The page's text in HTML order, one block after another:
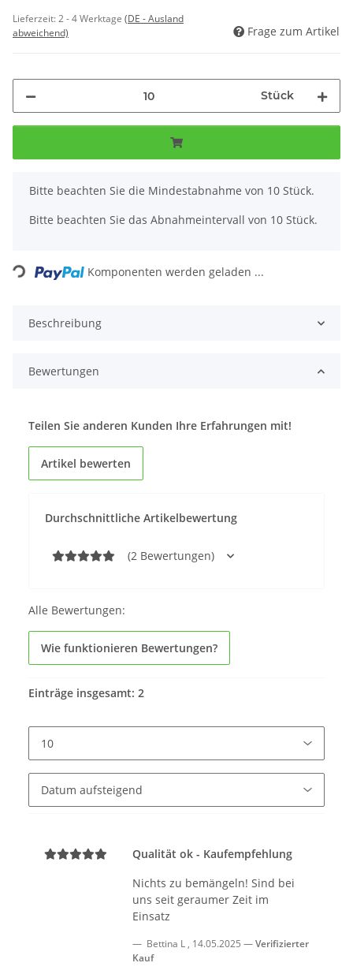
Lieferzeit:2 - 4 Werktage (DE - Ausland
abweichend)
Frage zum Artikel
Stück
x
Bitte beachten Sie die Mindestabnahme von 10 Stück.
Bitte beachten Sie das Abnahmeintervall von 10 Stück.
Loading... Komponenten werden geladen ...
Beschreibung
Bewertungen
Durchschnittliche Artikelbewertung
(2 Bewertungen)
Teilen Sie anderen Kunden Ihre Erfahrungen mit!
Artikel bewerten
Alle Bewertungen:
Wie funktionieren Bewertungen?
Einträge insgesamt: 2
Qualität ok - Kaufempfehlung
Nichts zu bemängeln! Sind bei
uns seit geraumer Zeit im
Einsatz
Bettina L , 14.05.2025
Verifizierter
Kauf